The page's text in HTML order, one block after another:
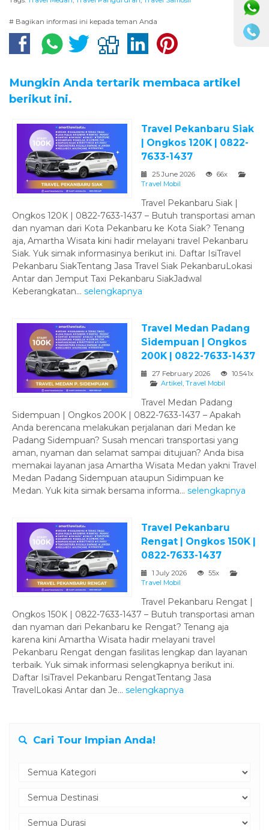
# Bagikan informasi ini kepada teman Anda
Mungkin Anda tertarik membaca artikel
berikut ini.
Travel Pekanbaru Siak
| Ongkos 120K | 0822-
7633-1437
25 June 2026
66x
Travel Mobil
Travel Pekanbaru Siak |
Ongkos 120K | 0822-7633-1437 – Butuh transportasi aman
dan nyaman dari Kota Pekanbaru ke Kota Siak? Tenang
aja, Amartha Wisata kini hadir melayani travel Pekanbaru
Siak. Yuk simak informasinya berikut ini. Daftar IsiTravel
Pekanbaru SiakTentang Jasa Travel Siak PekanbaruLokasi
Antar dan Jemput Taxi Pekanbaru SiakJadwal
Keberangkatan... selengkapnya
Travel Medan Padang
Sidempuan | Ongkos
200K | 0822-7633-1437
27 February 2026
10.541x
Artikel, Travel Mobil
Travel Medan Padang
Sidempuan | Ongkos 200K | 0822-7633-1437 – Apakah
Anda berencana melakukan perjalanan dari Medan ke
Padang Sidempuan? Susah mencari transportasi yang
aman, nyaman dan selamat sampai ditujuan? Anda bisa
memakai layanan jasa Amartha Wisata Medan yakni Travel
Medan Padang Sidempuan ataupun Sidimpuan ke
Medan. Yuk kita simak bersama informa... selengkapnya
Travel Pekanbaru
Rengat | Ongkos 150K |
0822-7633-1437
1 July 2026
55x
Travel Mobil
Travel Pekanbaru Rengat |
Ongkos 150K | 0822-7633-1437 – Butuh transportasi aman
dan nyaman dari Pekanbaru ke Rengat? Tenang aja
karena kini Amartha Wisata hadir melayani travel
Pekanbaru Rengat dengan fasilitas lengkap dan layanan
terbaik. Yuk simak informasi selengkapnya berikut ini.
Daftar IsiTravel Pekanbaru RengatTentang Jasa
TravelLokasi Antar dan Je... selengkapnya
Cari Tour Impian Anda!